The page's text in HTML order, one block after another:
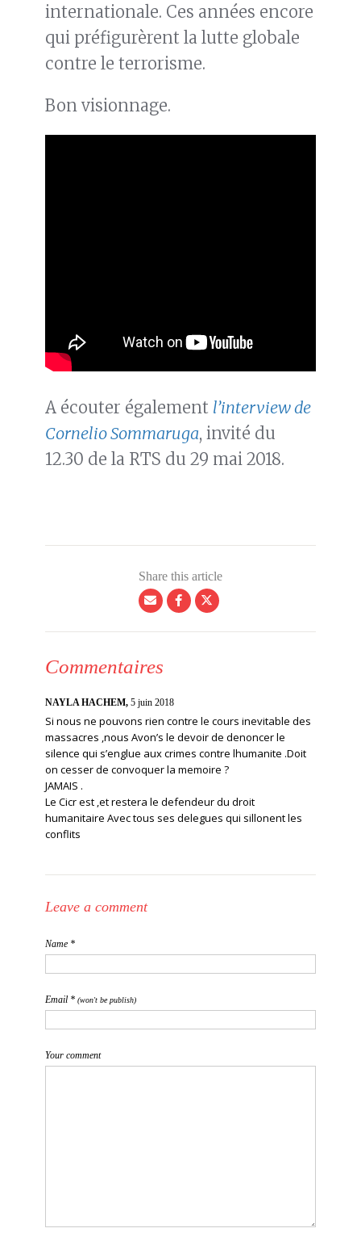
internationale. Ces années encore
qui préfigurèrent la lutte globale
contre le terrorisme.
Bon visionnage.
A écouter également l’interview de
Cornelio Sommaruga, invité du
12.30 de la RTS du 29 mai 2018.
Share this article
Commentaires
NAYLA HACHEM, 5 juin 2018
Si nous ne pouvons rien contre le cours inevitable des
massacres ,nous Avon’s le devoir de denoncer le
silence qui s’englue aux crimes contre lhumanite .Doit
on cesser de convoquer la memoire ?
JAMAIS .
Le Cicr est ,et restera le defendeur du droit
humanitaire Avec tous ses delegues qui sillonent les
conflits
Leave a comment
Name *
Email * (won't be publish)
Your comment